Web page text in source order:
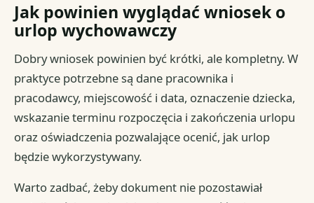
Jak powinien wyglądać wniosek o
urlop wychowawczy
Dobry wniosek powinien być krótki, ale kompletny. W
praktyce potrzebne są dane pracownika i
pracodawcy, miejscowość i data, oznaczenie dziecka,
wskazanie terminu rozpoczęcia i zakończenia urlopu
oraz oświadczenia pozwalające ocenić, jak urlop
będzie wykorzystywany.
Warto zadbać, żeby dokument nie pozostawiał